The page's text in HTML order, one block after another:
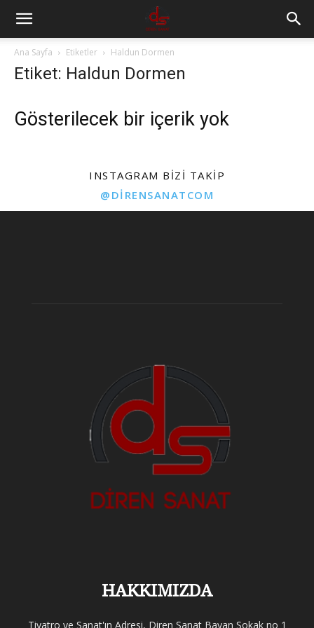
Ana Sayfa Etiketler Haldun Dormen
Etiket: Haldun Dormen
Gösterilecek bir içerik yok
INSTAGRAM BIZI TAKIP
@DIRENSANATCOM
HAKKIMIZDA
Tiyatro ve Sanat'ın Adresi, Diren Sanat Bayan Sokak no 1